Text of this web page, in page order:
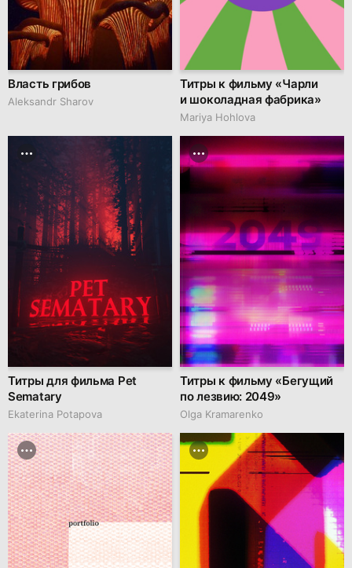
Власть грибов
Aleksandr Sharov
Титры к фильму «Чарли
и шоколадная фабрика»
Mariya Hohlova
Титры для фильма Pet
Sematary
Ekaterina Potapova
Титры к фильму «Бегущий
по лезвию: 2049»
Olga Kramarenko